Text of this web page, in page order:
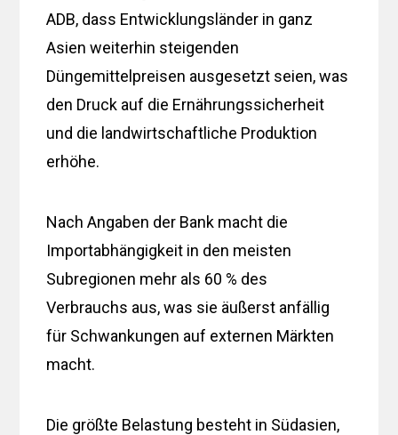
ADB, dass Entwicklungsländer in ganz
Asien weiterhin steigenden
Düngemittelpreisen ausgesetzt seien, was
den Druck auf die Ernährungssicherheit
und die landwirtschaftliche Produktion
erhöhe.
Nach Angaben der Bank macht die
Importabhängigkeit in den meisten
Subregionen mehr als 60 % des
Verbrauchs aus, was sie äußerst anfällig
für Schwankungen auf externen Märkten
macht.
Die größte Belastung besteht in Südasien,